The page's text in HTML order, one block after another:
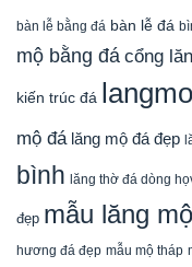
bàn lễ bằng đá bàn lễ đá
mộ bằng đá cổng
kiến trúc đá
mộ đá lăng mộ đá đẹp
bình lăng thờ đá dòng
đẹp mẫu lăng
hương đá đẹp mẫu mộ tháp